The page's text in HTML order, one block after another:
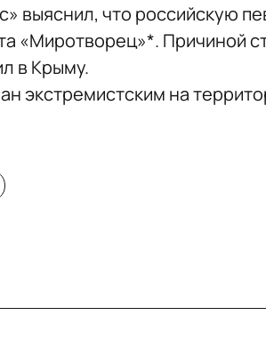
выяснил, что российскую
«Миротворец»*. Причиной
в Крыму.
экстремистским на